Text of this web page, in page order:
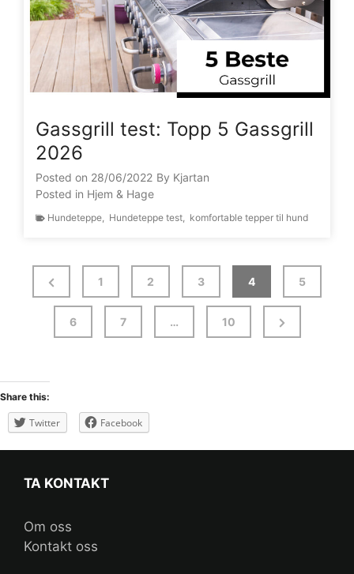
Gassgrill test: Topp 5 Gassgrill
2026
Posted on 28/06/2022 By Kjartan
Posted in Hjem & Hage
Hundeteppe Hundeteppe test komfortable tepper til hund
1 2 3 4 5
6 7 … 10
Share this:
Twitter Facebook
TA KONTAKT
Om oss
Kontakt oss